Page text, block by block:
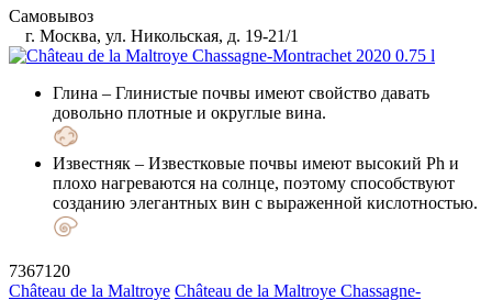
Самовывоз
г. Москва, ул. Никольская, д. 19-21/1
Глина – Глинистые почвы имеют свойство давать
довольно плотные и округлые вина.
Известняк – Известковые почвы имеют высокий Ph и
плохо нагреваются на солнце, поэтому способствуют
созданию элегантных вин с выраженной кислотностью.
7367120
Château de la Maltroye Château de la Maltroye Chassagne-